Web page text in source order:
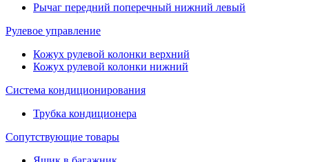
Рычаг передний поперечный нижний левый
Рулевое управление
Кожух рулевой колонки верхний
Кожух рулевой колонки нижний
Система кондиционирования
Трубка кондиционера
Сопутствующие товары